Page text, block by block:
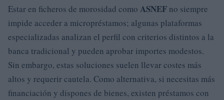
Estar en ficheros de morosidad como ASNEF no siempre
impide acceder a micropréstamos; algunas plataformas
especializadas analizan el perfil con criterios distintos a la
banca tradicional y pueden aprobar importes modestos.
Sin embargo, estas soluciones suelen llevar costes más
altos y requerir cautela. Como alternativa, si necesitas más
financiación y dispones de bienes, existen préstamos con